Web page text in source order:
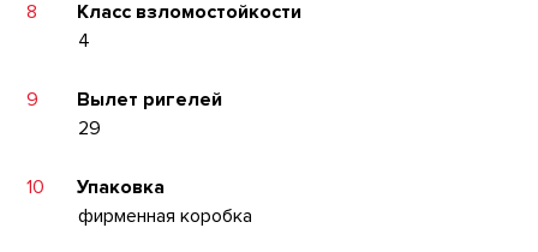
8
Класс взломостойкости
4
9
Вылет ригелей
29
10
Упаковка
фирменная коробка